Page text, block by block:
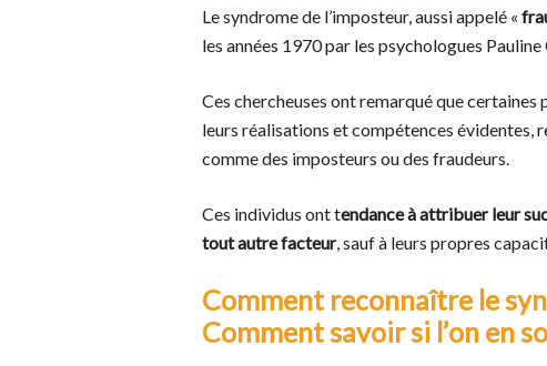
Le syndrome de l’imposteur, aussi appelé «
les années 1970 par les psychologues Pauline
Ces chercheuses ont remarqué que
leurs réalisations et compétences évidentes,
comme des imposteurs ou des fraudeurs.
Ces individus ont tendance à attribuer leur
tout autre facteur, sauf à leurs propres
Comment reconnaître le
Comment savoir si l’on en